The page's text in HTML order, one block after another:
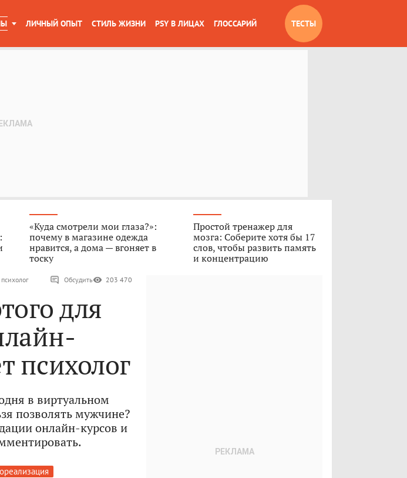
ЛИЧНЫЙ ОПЫТ СТИЛЬ ЖИЗНИ PSY В ЛИЦАХ ГЛОССАРИЙ ТЕСТЫ
«Куда смотрели мои глаза?»:
почему в магазине одежда
нравится, а дома — вгоняет в
тоску
Простой тренажер для
мозга: Соберите хотя бы 17
слов, чтобы развить память
и концентрацию
Обсудить 203 470
для
психолог
в виртуальном
позволять мужчине?
онлайн-курсов и